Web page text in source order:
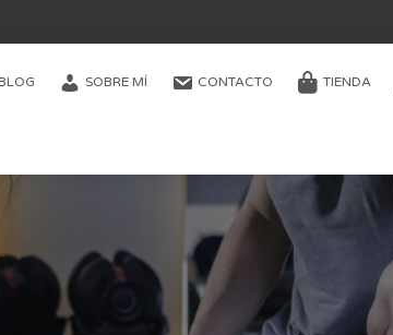
SOBRE MÍ CONTACTO TIENDA